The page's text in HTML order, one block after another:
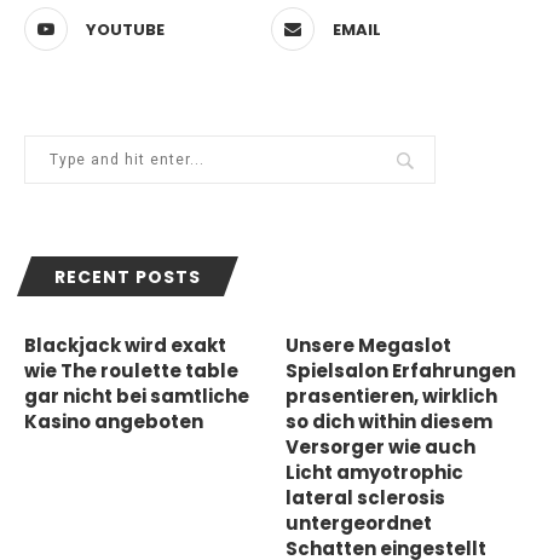
YOUTUBE EMAIL
RECENT POSTS
Blackjack wird exakt
wie The roulette table
gar nicht bei samtliche
Kasino angeboten
Unsere Megaslot
Spielsalon Erfahrungen
prasentieren, wirklich
so dich within diesem
Versorger wie auch
Licht amyotrophic
lateral sclerosis
untergeordnet
Schatten eingestellt